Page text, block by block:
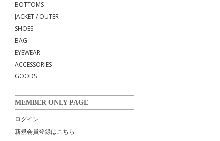
BOTTOMS
JACKET / OUTER
SHOES
BAG
EYEWEAR
ACCESSORIES
GOODS
MEMBER ONLY PAGE
ログイン
新規会員登録はこちら